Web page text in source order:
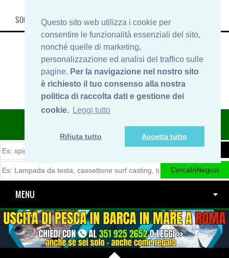
Questo sito web utilizza i cookie per
consentire le funzionalità essenziali del sito,
nonché quelle di marketing,
personalizzazione ed analisi del traffico sulle
pagine. Per la navigazione nel nostro sito
è richiesto il tuo consenso alla nostra
politica di raccolta dati e gestione dei
cookie. Leggi tutto
Rifiuta tutto Accetta tutto
SOCIAL, INFO & SHOP
ITINERARIDIPESCA.IT
MENU